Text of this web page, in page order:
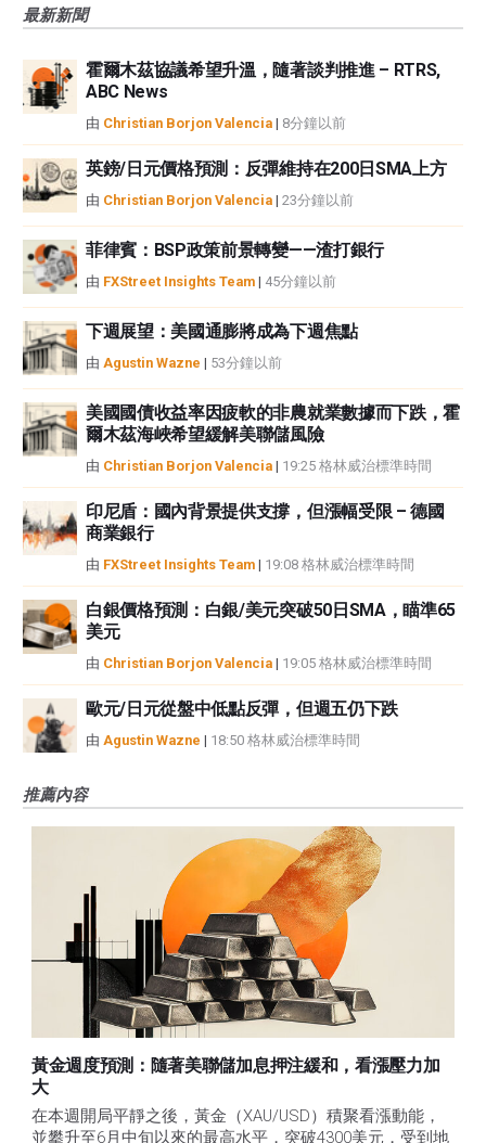
觀點，並不代表FXStreet或其廣告商的官方政策或立場。作者不對本頁連結的
如果文章正文中沒有明確提到，在撰寫本文時，作者在本文中提到的任何股票
中都沒有頭寸，也沒有與文中提到的任何公司有業務關係。除了FXStreet，作
者沒有收到撰寫這篇文章的報酬。
性不作任何陳述。FXStreet和作者將不承擔任何錯誤，遺漏或任何損失，傷害
或損害由此資訊及其顯示或使用引起的。錯誤和遺漏除外。本文作者和
FXStreet並非註冊投資顧問，本文內容無意提供任何投資建議。
最新新聞
霍爾木茲協議希望升溫，隨著談判推進 – RTRS,
ABC News
由 Christian Borjon Valencia | 8分鐘以前
英鎊/日元價格預測：反彈維持在200日SMA上方
由 Christian Borjon Valencia | 23分鐘以前
菲律賓：BSP政策前景轉變——渣打銀行
由 FXStreet Insights Team | 45分鐘以前
下週展望：美國通膨將成為下週焦點
由 Agustin Wazne | 53分鐘以前
美國國債收益率因疲軟的非農就業數據而下跌，霍
爾木茲海峽希望緩解美聯儲風險
由 Christian Borjon Valencia | 19:25 格林威治標準時間
印尼盾：國內背景提供支撐，但漲幅受限 – 德國
商業銀行
由 FXStreet Insights Team | 19:08 格林威治標準時間
白銀價格預測：白銀/美元突破50日SMA，瞄準65
美元
由 Christian Borjon Valencia | 19:05 格林威治標準時間
歐元/日元從盤中低點反彈，但週五仍下跌
由 Agustin Wazne | 18:50 格林威治標準時間
推薦內容
黃金週度預測：隨著美聯儲加息押注緩和，看漲壓力加
大
在本週開局平靜之後，黃金（XAU/USD）積聚看漲動能，
並攀升至6月中旬以來的最高水平，突破4300美元，受到地